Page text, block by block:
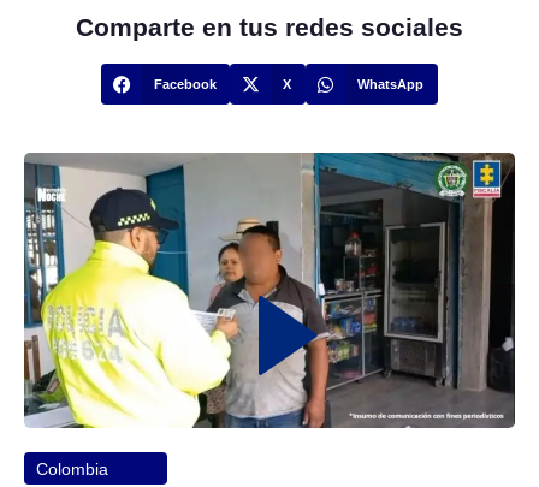
Comparte en tus redes sociales
Facebook X WhatsApp
Colombia